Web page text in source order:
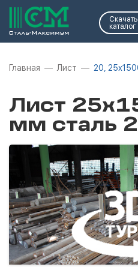
Скачать
каталог
Главная Лист 20,
Лист
мм сталь